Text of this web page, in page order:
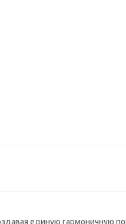
единую гармоничную